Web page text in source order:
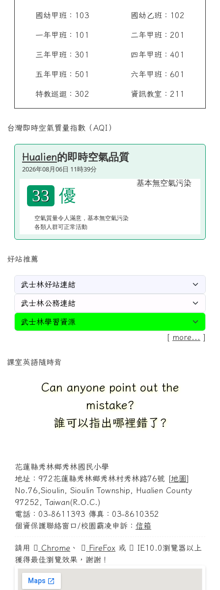
國幼甲班：103
一年甲班：101
三年甲班：301
五年甲班：501
特教巡迴：302
國幼乙班：102
二年甲班：201
四年甲班：401
六年甲班：601
資訊教室：211
台灣即時空氣質量指數（AQI）
Hualien的即時空氣品質
2026年08月06日 11時39分
33 優
空氣質量令人滿意，基本無空氣污染
各類人群可正常活動
好站推薦
[ more... ]
課室英語隨時背
You got it.
答對了.
No.76,Sioulin, Sioulin Township, Hualien County
97252, Taiwan(R.O.C.)
電話：03-8611393 傳真：03-8610352
個資保護聯絡窗口/校園霸凌申訴：
請用 Chrome 、 FireFox或
IE10.0瀏覽器以上